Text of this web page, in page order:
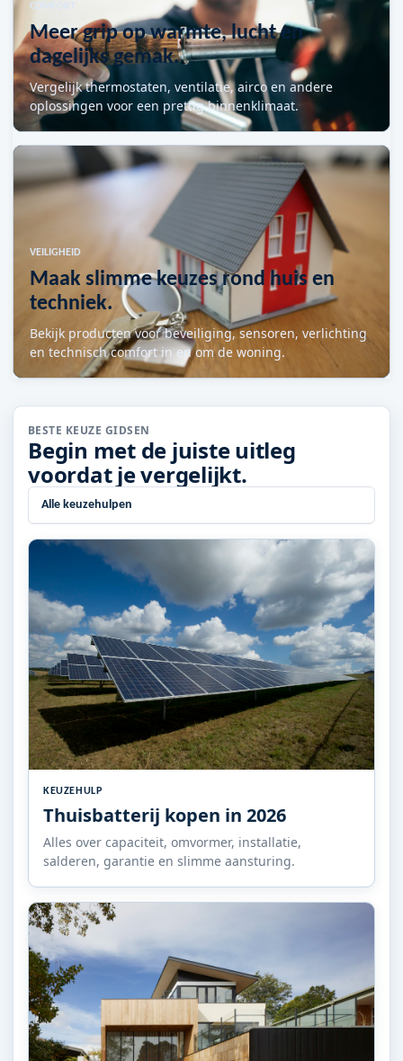
COMFORT
Meer grip op warmte, lucht en
dagelijks gemak.
Vergelijk thermostaten, ventilatie, airco en andere
oplossingen voor een prettig binnenklimaat.
VEILIGHEID
Maak slimme keuzes rond huis en
techniek.
Bekijk producten voor beveiliging, sensoren, verlichting
en technisch comfort in en om de woning.
BESTE KEUZE GIDSEN
Begin met de juiste uitleg
voordat je vergelijkt.
Alle keuzehulpen
KEUZEHULP
Thuisbatterij kopen in 2026
Alles over capaciteit, omvormer, installatie,
salderen, garantie en slimme aansturing.